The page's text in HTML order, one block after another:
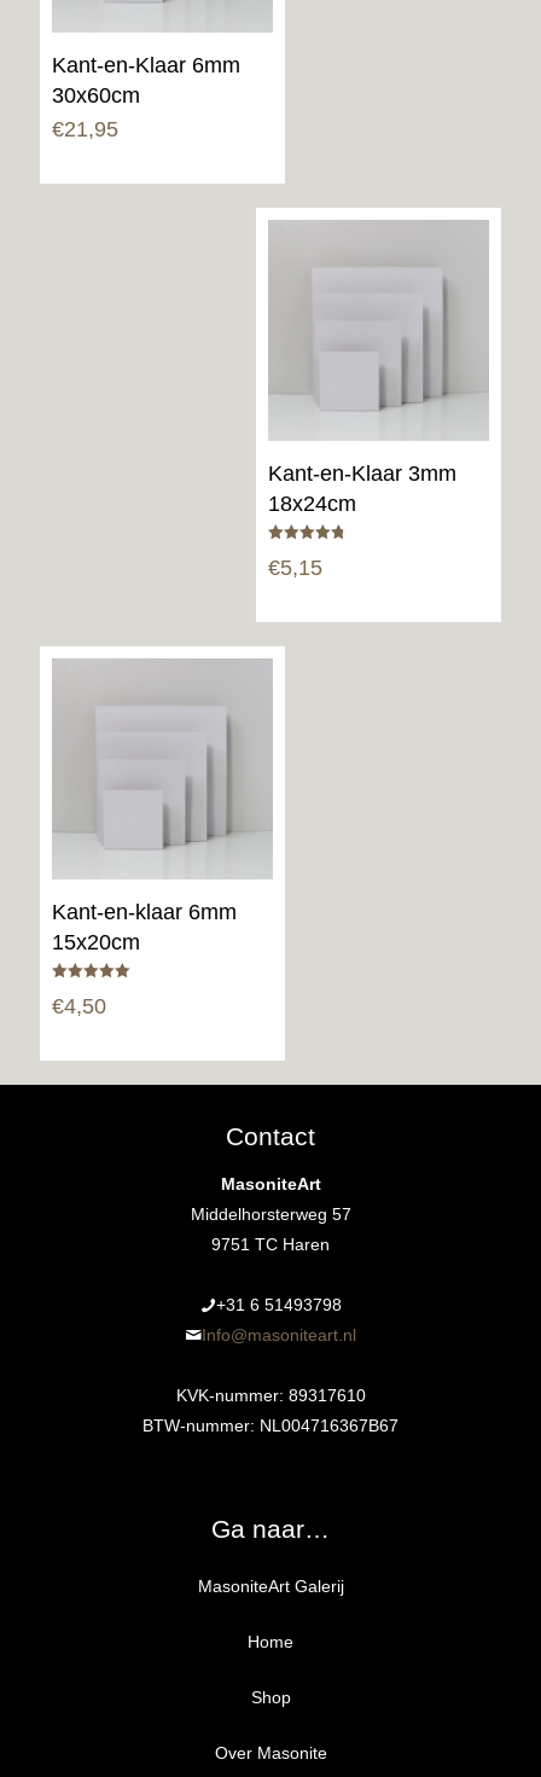
Kant-en-Klaar 6mm
30x60cm
€21,95
Kant-en-Klaar 3mm
18x24cm
4.80
uit 5
€5,15
Kant-en-klaar 6mm
15x20cm
5.00
€4,50
Contact
MasoniteArt
Middelhorsterweg 57
9751 TC Haren
+31 6 51493798‬
Info@masoniteart.nl
KVK-nummer: 89317610
BTW-nummer: NL004716367B67
Ga naar…
MasoniteArt Galerij
Home
Shop
Alle producten
Over Masonite